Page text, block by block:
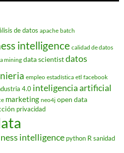
de datos apache batch
intelligence calidad de datos
mining data scientistdatos
empleo estadística etl facebook
4.0 inteligencia artificial
marketing neo4j open data
privacidad
intelligence python R sanidad